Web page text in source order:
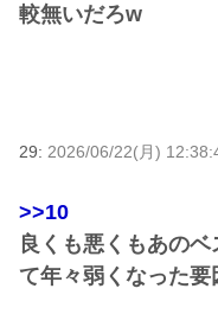
較無いだろw
29: 2026/06/22(月)
>>10
良くも悪くもあの
て年々弱くなった要